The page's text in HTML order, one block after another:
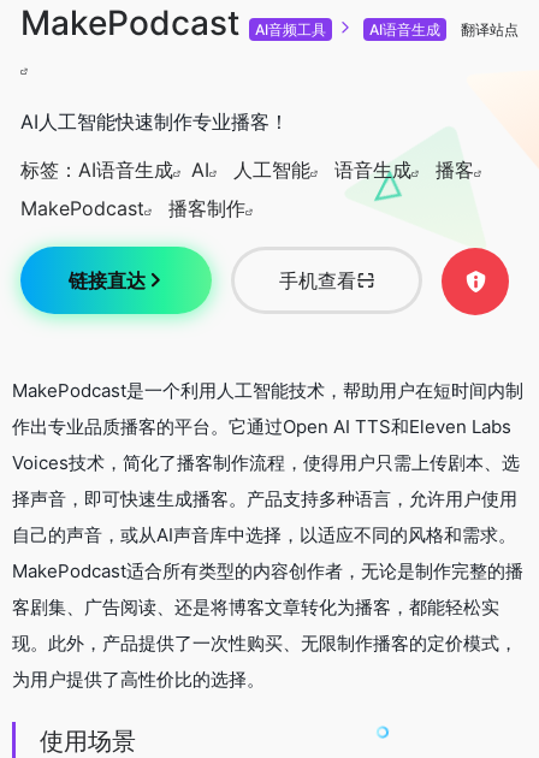
MakePodcast AI音频工具 AI语音生成 翻译站点
AI人工智能快速制作专业播客！
标签： AI语音生成 AI 人工智能 语音生成
播客
MakePodcast
播客制作
链接直达 手机查看
MakePodcast是一个利用人工智能技术，帮助用户在短时间内制
作出专业品质播客的平台。它通过Open AI TTS和Eleven Labs
Voices技术，简化了播客制作流程，使得用户只需上传剧本、选
择声音，即可快速生成播客。产品支持多种语言，允许用户使用
自己的声音，或从AI声音库中选择，以适应不同的风格和需求。
MakePodcast适合所有类型的内容创作者，无论是制作完整的播
客剧集、广告阅读、还是将博客文章转化为播客，都能轻松实
现。此外，产品提供了一次性购买、无限制作播客的定价模式，
为用户提供了高性价比的选择。
使用场景